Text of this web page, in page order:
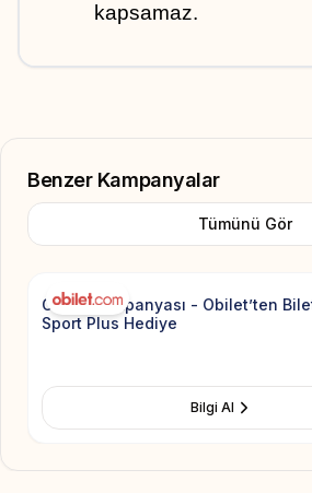
kapsamaz.
Benzer Kampanyalar
Tümünü Gör
Obilet Kampanyası - Obilet’ten
Sport Plus Hediye
Bilgi Al